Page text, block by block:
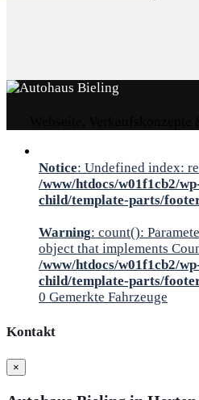
Notice: Undefined index:
/www/htdocs/w01f1cb2/
child/template-parts/
Warning: count():
object that implements
/www/htdocs/w01f1cb2/
child/template-parts/
0 Gemerkte Fahrzeuge
Kontakt
×